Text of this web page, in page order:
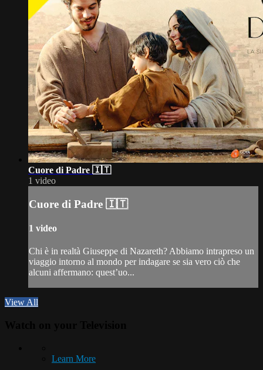
Cuore di Padre 🇮🇹
1 video
Cuore di Padre 🇮🇹
1 video
Chi è in realtà Giuseppe di Nazareth? Abbiamo intrapreso un
viaggio intorno al mondo per indagare se sia vero ciò che
alcuni affermano: quest’uo...
View All
Learn More